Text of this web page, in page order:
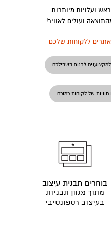
ועלויות מיותרות.
ועולים לאוויר!
ללקוחות שלכם
למקצוענים לבנות בשבילכם
חוויות של לקוחות כמוכם
בוחרים תבנית עיצוב
מתוך מגוון תבניות
בעיצוב רספונסיבי